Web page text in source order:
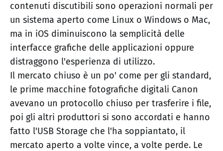
contenuti discutibili sono operazioni normali per
un sistema aperto come Linux o Windows o Mac,
ma in iOS diminuiscono la semplicità delle
interfacce grafiche delle applicazioni oppure
distraggono l'esperienza di utilizzo.
Il mercato chiuso è un po' come per gli standard,
le prime macchine fotografiche digitali Canon
avevano un protocollo chiuso per trasferire i file,
poi gli altri produttori si sono accordati e hanno
fatto l'USB Storage che l'ha soppiantato, il
mercato aperto a volte vince, a volte perde. Le